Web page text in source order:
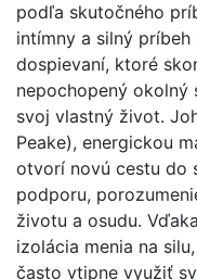
podľa skutočného
intímny a silný
dospievaní, ktoré
nepochopený okolný
svoj vlastný život.
Peake), energickou
otvorí novú cestu do
podporu,
životu a osudu.
izolácia menia na
často vtipne využiť